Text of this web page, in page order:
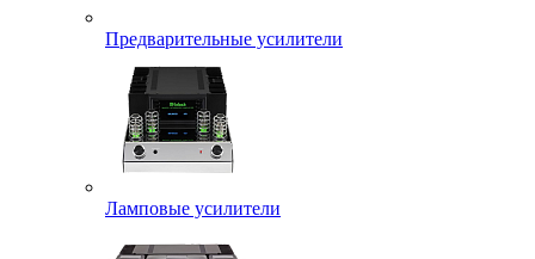
Предварительные усилители
Ламповые усилители